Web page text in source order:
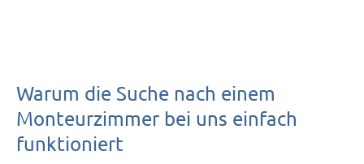
Warum die Suche nach einem
Monteurzimmer bei uns einfach
funktioniert